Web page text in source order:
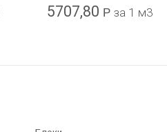
5707,80 Р за 1 м3